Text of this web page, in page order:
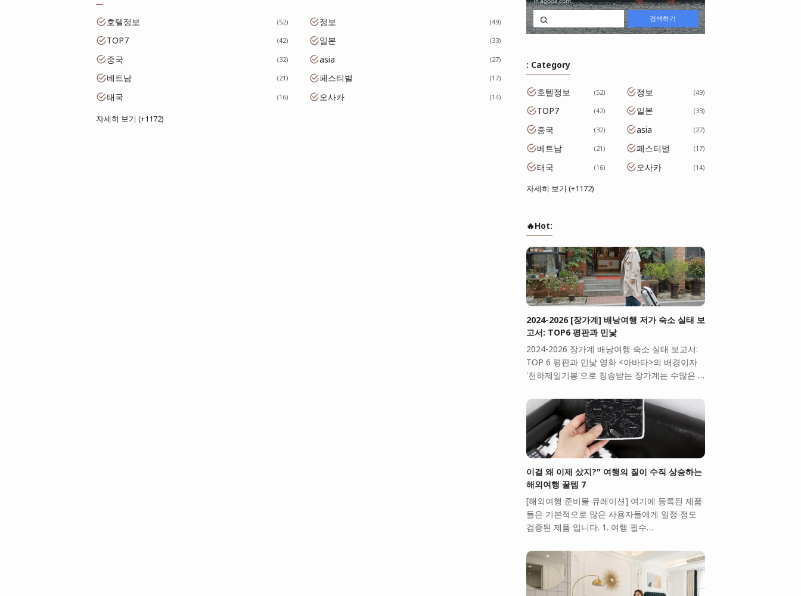
호텔정보 52 정보 49
TOP7 42 일본 33
중국 32 asia 27
베트남 21 페스티벌 17
태국 16 오사카 14
자세히 보기 (+1172)
: Category
호텔정보 52 정보 49
TOP7 42 일본 33
중국 32 asia 27
베트남 21 페스티벌 17
태국 16 오사카 14
자세히 보기 (+1172)
🔥Hot:
2024-2026 [장가계] 배낭여행 저가 숙소 실태 보
고서: TOP6 평판과 민낯
2024-2026 장가계 배낭여행 숙소 실태 보고서:
TOP 6 평판과 민낯 영화 <아바타>의 배경이자
'천하제일기봉'으로 칭송받는 장가계는 수많은 …
이걸 왜 이제 샀지?" 여행의 질이 수직 상승하는
해외여행 꿀템 7
[해외여행 준비물 큐레이션] 여기에 등록된 제품
들은 기본적으로 많은 사용자들에게 일정 정도
검증된 제품 입니다. 1. 여행 필수…